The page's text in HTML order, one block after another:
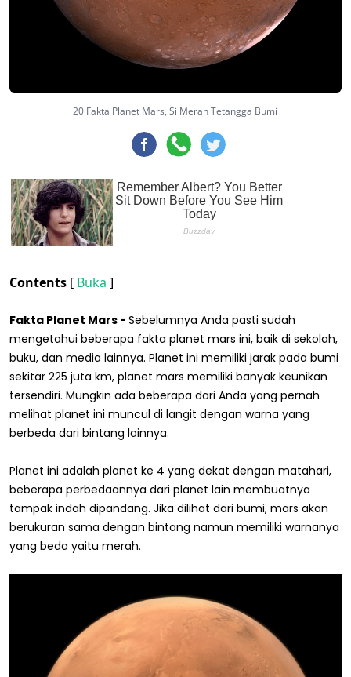
20 Fakta Planet Mars, Si Merah Tetangga Bumi
Contents [ Buka ]
Fakta Planet Mars - Sebelumnya Anda pasti sudah
mengetahui beberapa fakta planet mars ini, baik di sekolah,
buku, dan media lainnya. Planet ini memiliki jarak pada bumi
sekitar 225 juta km, planet mars memiliki banyak keunikan
tersendiri. Mungkin ada beberapa dari Anda yang pernah
melihat planet ini muncul di langit dengan warna yang
berbeda dari bintang lainnya.
Planet ini adalah planet ke 4 yang dekat dengan matahari,
beberapa perbedaannya dari planet lain membuatnya
tampak indah dipandang. Jika dilihat dari bumi, mars akan
berukuran sama dengan bintang namun memiliki warnanya
yang beda yaitu merah.